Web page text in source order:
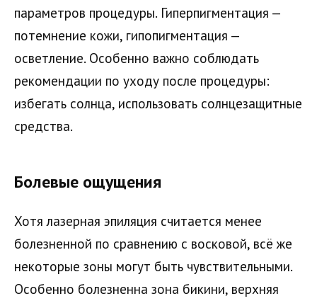
параметров процедуры. Гиперпигментация —
потемнение кожи, гипопигментация —
осветление. Особенно важно соблюдать
рекомендации по уходу после процедуры:
избегать солнца, использовать солнцезащитные
средства.
Болевые ощущения
Хотя лазерная эпиляция считается менее
болезненной по сравнению с восковой, всё же
некоторые зоны могут быть чувствительными.
Особенно болезненна зона бикини, верхняя